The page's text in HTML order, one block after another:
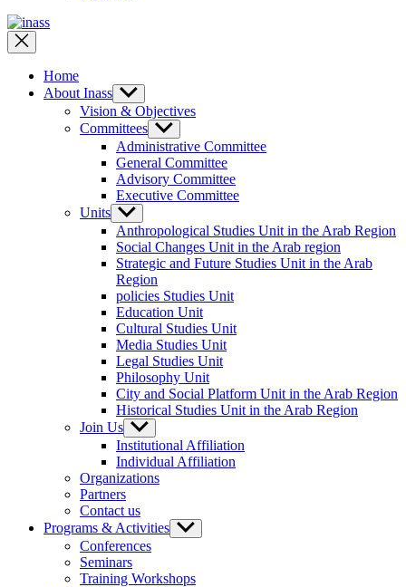
inass
Home
About Inass Show
sub
menu
Vision & Objectives
Committees Show
sub
menu
Administrative Committee
General Committee
Advisory Committee
Executive Committee
Units Show
sub
menu
Anthropological Studies Unit in the Arab Region
Social Changes Unit in the Arab region
Strategic and Future Studies Unit in the Arab
Region
policies Studies Unit
Education Unit
Cultural Studies Unit
Media Studies Unit
Legal Studies Unit
Philosophy Unit
City and Social Platform Unit in the Arab Region
Historical Studies Unit in the Arab Region
Join Us Show
sub
menu
Institutional Affiliation
Individual Affiliation
Organizations
Partners
Contact us
Programs & Activities Show
sub
Conferences
Seminars
Training Workshops